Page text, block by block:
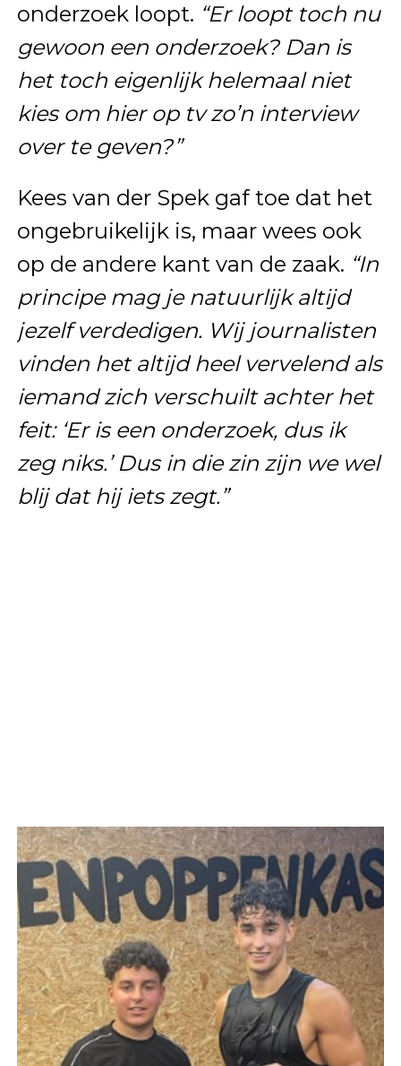
onderzoek loopt. “Er loopt toch nu
gewoon een onderzoek? Dan is
het toch eigenlijk helemaal niet
kies om hier op tv zo’n interview
over te geven?”
Kees van der Spek gaf toe dat het
ongebruikelijk is, maar wees ook
op de andere kant van de zaak. “In
principe mag je natuurlijk altijd
jezelf verdedigen. Wij journalisten
vinden het altijd heel vervelend als
iemand zich verschuilt achter het
feit: ‘Er is een onderzoek, dus ik
zeg niks.’ Dus in die zin zijn we wel
blij dat hij iets zegt.”